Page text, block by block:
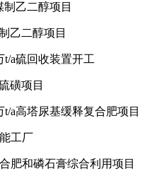
制乙二醇项目
乙二醇项目
t/a硫回收装置开工
磺项目
t/a高塔尿基缓释复合肥项目
工厂
肥和磷石膏综合利用项目